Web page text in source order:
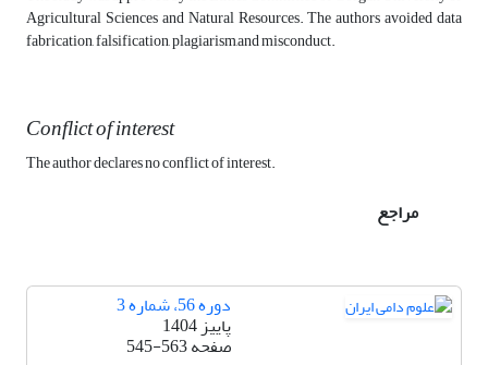
Agricultural Sciences and Natural Resources. The authors avoided data
fabrication, falsification, plagiarism,and misconduct.
Conflict of interest
The author declares no conflict of interest.
مراجع
دوره 56، شماره 3
پاییز 1404
صفحه545-563